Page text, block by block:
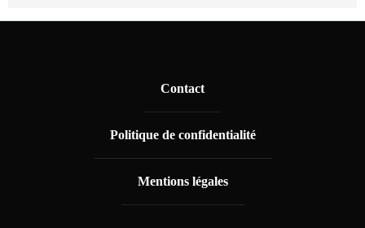
Contact
Politique de confidentialité
Mentions légales